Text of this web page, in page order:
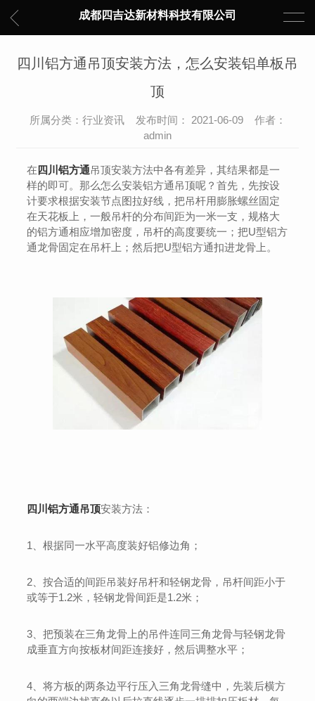
成都四吉达新材料科技有限公司
四川铝方通吊顶安装方法，怎么安装铝单板吊
顶
所属分类：行业资讯 发布时间： 2021-06-09 作者：
admin
在四川铝方通吊顶安装方法中各有差异，其结果都是一
样的即可。那么怎么安装铝方通吊顶呢？首先，先按设
计要求根据安装节点图拉好线，把吊杆用膨胀螺丝固定
在天花板上，一般吊杆的分布间距为一米一支，规格大
的铝方通相应增加密度，吊杆的高度要统一；把U型铝方
通龙骨固定在吊杆上；然后把U型铝方通扣进龙骨上。
四川铝方通吊顶安装方法：
1、根据同一水平高度装好铝修边角；
2、按合适的间距吊装好吊杆和轻钢龙骨，吊杆间距小于
或等于1.2米，轻钢龙骨间距是1.2米；
3、把预装在三角龙骨上的吊件连同三角龙骨与轻钢龙骨
成垂直方向按板材间距连接好，然后调整水平；
4、将方板的两条边平行压入三角龙骨缝中，先装后横方